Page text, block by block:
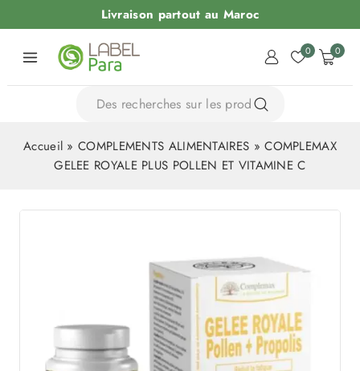
Livraison partout au Maroc
0 0
Accueil »COMPLEMENTS ALIMENTAIRES »COMPLEMAX
GELEE ROYALE PLUS POLLEN ET VITAMINE C